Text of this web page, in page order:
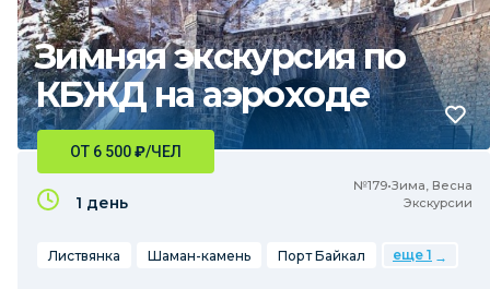
Зимняя экскурсия по
КБЖД на аэроходе
№179•Зима, Весна
Экскурсии
ОТ 6 500₽/ЧЕЛ
1 день
Листвянка Шаман-камень Порт Байкал еще 1